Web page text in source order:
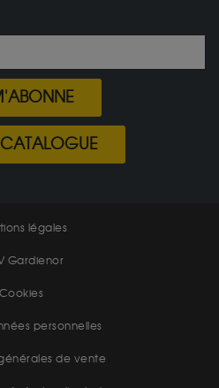
légales
Gardienor
Cookies
personnelles
de vente